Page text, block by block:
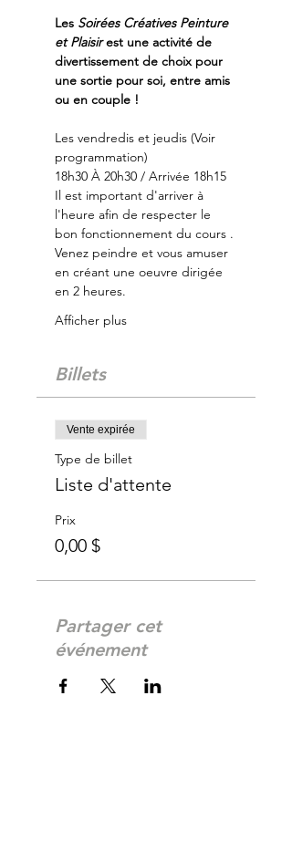
Les Soirées Créatives Peinture
et Plaisir est une activité de
divertissement de choix pour
une sortie pour soi, entre amis
ou en couple !
Les vendredis et jeudis (Voir
programmation)
18h30 À 20h30 / Arrivée 18h15
Il est important d'arriver à
l'heure afin de respecter le
bon fonctionnement du cours .
Venez peindre et vous amuser
en créant une oeuvre dirigée
en 2 heures.
Afficher plus
Billets
Vente expirée
Type de billet
Liste d'attente
Prix
0,00 $
Partager cet
événement